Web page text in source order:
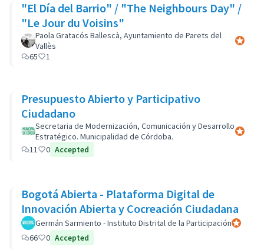
"El Día del Barrio" / "The Neighbours Day" /
"Le Jour du Voisins"
Paola Gratacós Ballescà, Ayuntamiento de Parets del
Vallès
65
1
Presupuesto Abierto y Participativo
Ciudadano
Secretaria de Modernización, Comunicación y Desarrollo
Estratégico. Municipalidad de Córdoba.
11
0 Accepted
Bogotá Abierta - Plataforma Digital de
Innovación Abierta y Cocreación Ciudadana
Germán Sarmiento - Instituto Distrital de la Participación
66
0 Accepted